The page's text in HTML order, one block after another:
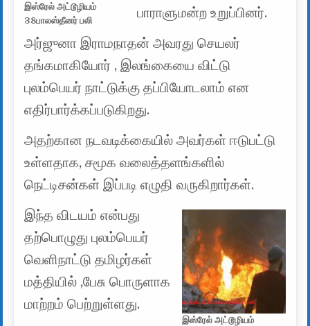
இஸ்ரேல் அட்டூழியம்
38பாலஸ்தீனர் பலி
பாராளுமன்ற உறுப்பினர்.
அர்ஜுனா இராமநாதன் அவரது செயலர்
தங்கமாகியோர் , இலங்கையை விட்டு
புலம்பெயர் நாட்டுக்கு தப்பியோடலாம் என
எதிர்பார்க்கப்படுகிறது.
அதற்கான நடவடிக்கையில் அவர்கள் ஈடுபட்டு
உள்ளதாக, சமூக வலைத்தளங்களில்
நெட்டிசன்கள் இப்படி எழுதி வருகிறார்கள்.
இஸ்ரேல் அட்டூழியம்
இந்த விடயம் என்பது
தற்பொழுது புலம்பெயர்
வெளிநாட்டு தமிழர்கள்
மத்தியில் ,பேசு பொருளாக
மாற்றம் பெற்றுள்ளது.